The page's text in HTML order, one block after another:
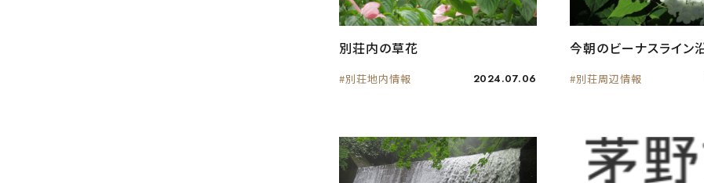
別荘内の草花
#別荘地内情報 2024.07.06
今朝のビーナスライン
#別荘周辺情報